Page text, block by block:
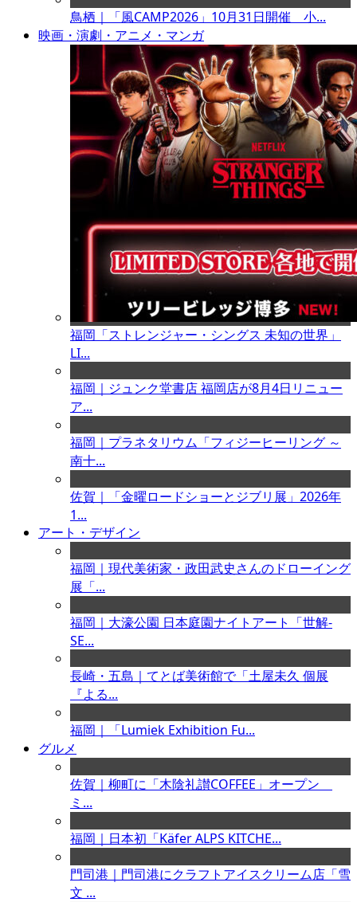
鳥栖｜「風CAMP2026」10月31日開催 小...
映画・演劇・アニメ・マンガ
福岡「ストレンジャー・シングス 未知の世界」
LI...
福岡｜ジュンク堂書店 福岡店が8月4日リニュー
ア...
福岡｜プラネタリウム「フィジーヒーリング ～
南十...
佐賀｜「金曜ロードショーとジブリ展」2026年
1...
アート・デザイン
福岡｜現代美術家・政田武史さんのドローイング
展「...
福岡｜大濠公園 日本庭園ナイトアート「世解-
SE...
長崎・五島｜てとば美術館で「土屋未久 個展
『よる...
福岡｜「Lumiek Exhibition Fu...
グルメ
佐賀｜柳町に「木陰礼讃COFFEE」オープン
ミ...
福岡｜日本初「Käfer ALPS KITCHE...
門司港｜門司港にクラフトアイスクリーム店「雪
文 ...